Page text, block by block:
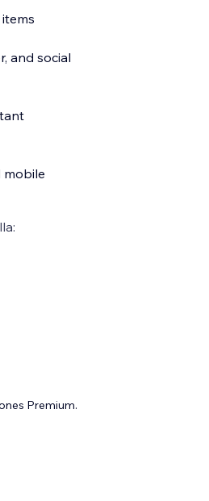
and social
mobile
Premium.